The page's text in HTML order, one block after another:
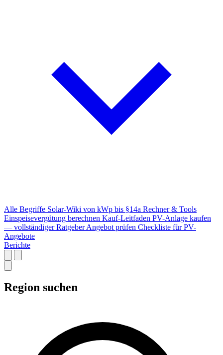
Alle Begriffe Solar-Wiki von kWp bis §14a Rechner & Tools
Einspeisevergütung berechnen Kauf-Leitfaden PV-Anlage kaufen
— vollständiger Ratgeber Angebot prüfen Checkliste für PV-
Angebote
Berichte
Region suchen